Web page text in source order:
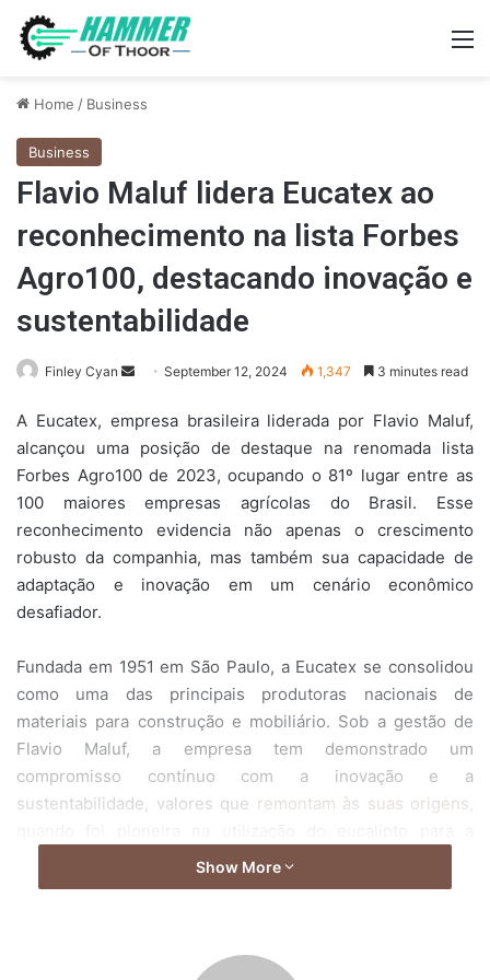
Home / Business
Business
Flavio Maluf lidera Eucatex ao
reconhecimento na lista Forbes
Agro100, destacando inovação e
sustentabilidade
Finley Cyan
Send
email
September 12, 2024 1,347 3 minutes read
A Eucatex, empresa brasileira liderada por Flavio Maluf,
alcançou uma posição de destaque na renomada lista
Forbes Agro100 de 2023, ocupando o 81º lugar entre as
100 maiores empresas agrícolas do Brasil. Esse
reconhecimento evidencia não apenas o crescimento
robusto da companhia, mas também sua capacidade de
adaptação e inovação em um cenário econômico
desafiador.
Fundada em 1951 em São Paulo, a Eucatex se consolidou
como uma das principais produtoras nacionais de
materiais para construção e mobiliário. Sob a gestão de
Flavio Maluf, a empresa tem demonstrado um
compromisso contínuo com a inovação e a
sustentabilidade, valores que remontam às suas origens,
fabricação de painéis acústicos na década de 1960.
vernizes, atende principalmente à indústria moveleira e ao
Show More